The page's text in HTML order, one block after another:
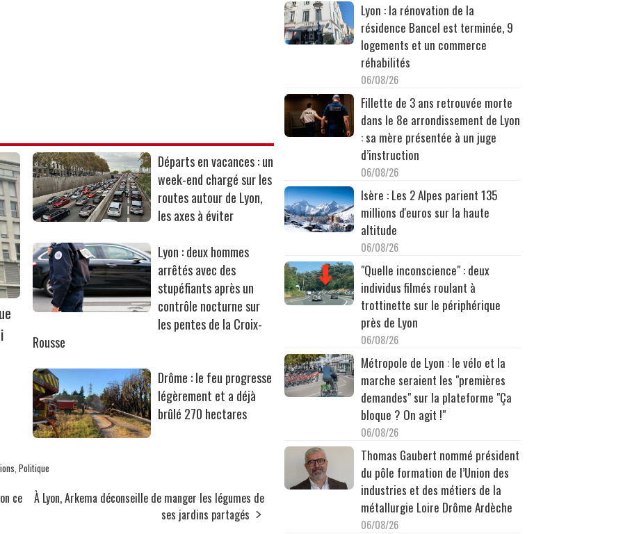
Départs en vacances : un
week-end chargé sur les
routes autour de Lyon,
les axes à éviter
Lyon : deux hommes
arrêtés avec des
stupéfiants après un
contrôle nocturne sur
les pentes de la Croix-
Rousse
Drôme : le feu progresse
légèrement et a déjà
brûlé 270 hectares
, Politique
ce
À Lyon, Arkema déconseille de manger les légumes de
ses jardins partagés
Lyon : la rénovation de la
résidence Bancel est terminée, 9
logements et un commerce
réhabilités
06/08/26
Fillette de 3 ans retrouvée morte
dans le 8e arrondissement de Lyon
: sa mère présentée à un juge
d’instruction
06/08/26
Isère : Les 2 Alpes parient 135
millions d'euros sur la haute
altitude
06/08/26
"Quelle inconscience" : deux
individus filmés roulant à
trottinette sur le périphérique
près de Lyon
06/08/26
Métropole de Lyon : le vélo et la
marche seraient les "premières
demandes" sur la plateforme "Ça
bloque ? On agit !"
06/08/26
Thomas Gaubert nommé président
du pôle formation de l’Union des
industries et des métiers de la
métallurgie Loire Drôme Ardèche
06/08/26